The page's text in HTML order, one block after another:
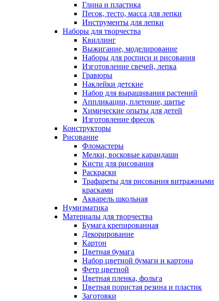
Глина и пластика
Песок, тесто, масса для лепки
Инструменты для лепки
Наборы для творчества
Квиллинг
Выжигание, моделирование
Наборы для росписи и рисования
Изготовление свечей, лепка
Гравюры
Наклейки детские
Набор для выращивания растений
Аппликации, плетение, шитье
Химические опыты для детей
Изготовление фресок
Конструкторы
Рисование
Фломастеры
Мелки, восковые карандаши
Кисти для рисования
Раскраски
Трафареты для рисования витражными
красками
Акварель школьная
Нумизматика
Материалы для творчества
Бумага крепированная
Декорирование
Картон
Цветная бумага
Набор цветной бумаги и картона
Фетр цветной
Цветная пленка, фольга
Цветная пористая резина и пластик
Заготовки